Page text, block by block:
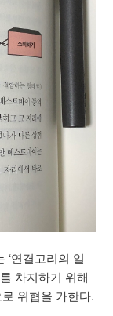
‘연결고리의 일
차지하기 위해
위협을 가한다.